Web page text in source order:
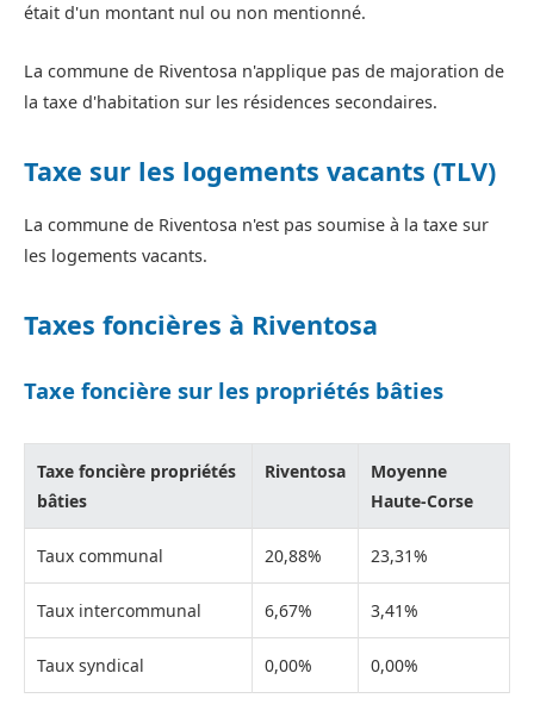
était d'un montant nul ou non mentionné.
La commune de Riventosa n'applique pas de majoration de
la taxe d'habitation sur les résidences secondaires.
Taxe sur les logements vacants (TLV)
La commune de Riventosa n'est pas soumise à la taxe sur
les logements vacants.
Taxes foncières à Riventosa
Taxe foncière sur les propriétés bâties
Taxe foncière propriétés
bâties
Riventosa
Moyenne
Haute-Corse
Taux communal 20,88% 23,31%
Taux intercommunal 6,67% 3,41%
Taux syndical 0,00% 0,00%